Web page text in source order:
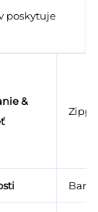
poskytuje
&